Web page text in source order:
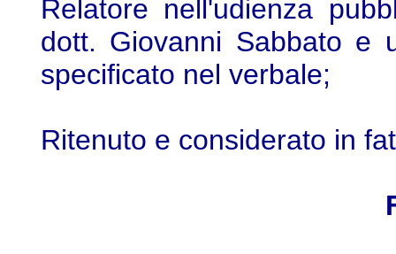
Relatore nell'udienza
dott. Giovanni Sabbato e
specificato nel verbale;
Ritenuto e considerato in